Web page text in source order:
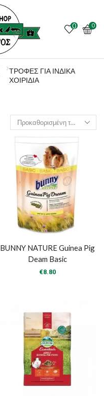
0 0
ΤΡΟΦΕΣ ΓΙΑ ΙΝΔΙΚΑ
ΧΟΙΡΙΔΙΑ
BUNNY NATURE Guinea Pig
Deam Basic
€8.80